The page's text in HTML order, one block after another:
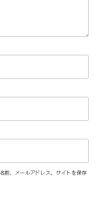
前、メールアドレス、サイトを保存